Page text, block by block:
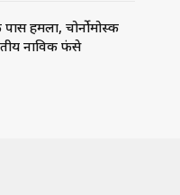
हमला, चोर्नोमोर्स्क
नाविक फंसे